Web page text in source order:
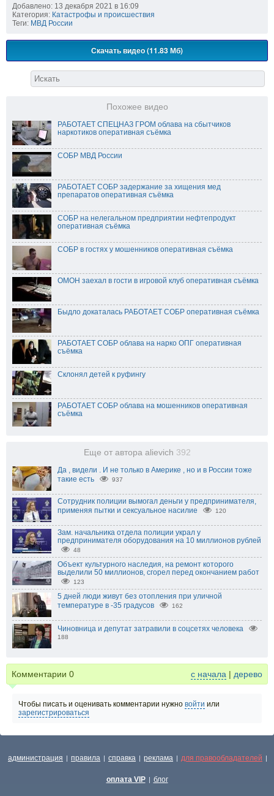
Добавлено: 13 декабря 2021 в 16:09
Категория: Катастрофы и происшествия
Теги: МВД России
Скачать видео (11.83 Мб)
Похожее видео
РАБОТАЕТ СПЕЦНАЗ ГРОМ облава на сбытчиков
наркотиков оперативная съёмка
СОБР МВД России
РАБОТАЕТ СОБР задержание за хищения мед
препаратов оперативная съёмка
СОБР на нелегальном предприятии нефтепродукт
оперативная съёмка
СОБР в гостях у мошенников оперативная съёмка
ОМОН заехал в гости в игровой клуб оперативная съёмка
Быдло докаталась РАБОТАЕТ СОБР оперативная съёмка
РАБОТАЕТ СОБР облава на нарко ОПГ оперативная
съёмка
Склонял детей к руфингу
РАБОТАЕТ СОБР облава на мошенников оперативная
съёмка
Еще от автора alievich 392
Да , видели . И не только в Америке , но и в России тоже
такие есть
937
Сотрудник полиции вымогал деньги у предпринимателя,
применяя пытки и сексуальное насилие
120
Зам. начальника отдела полиции украл у
предпринимателя оборудования на 10 миллионов рублей
48
Объект культурного наследия, на ремонт которого
выделили 50 миллионов, сгорел перед окончанием работ
123
5 дней люди живут без отопления при уличной
температуре в -35 градусов
162
Чиновница и депутат затравили в соцсетях человека
188
Комментарии 0 с начала | дерево
Чтобы писать и оценивать комментарии нужно войти или
зарегистрироваться
администрация | правила | справка | реклама | для правообладателей |
оплата VIP | блог